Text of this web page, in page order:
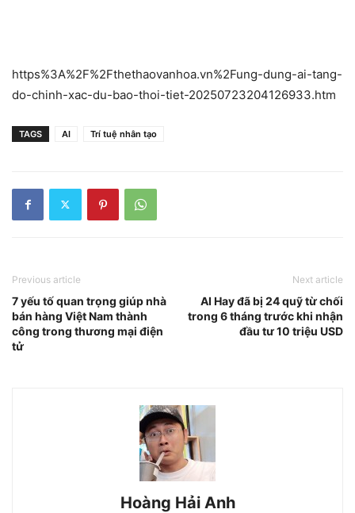
https%3A%2F%2Fthethaovanhoa.vn%2Fung-dung-ai-tang-
do-chinh-xac-du-bao-thoi-tiet-20250723204126933.htm
TAGS AI Trí tuệ nhân tạo
Previous article
7 yếu tố quan trọng giúp nhà
bán hàng Việt Nam thành
công trong thương mại điện
tử
Next article
AI Hay đã bị 24 quỹ từ chối
trong 6 tháng trước khi nhận
đầu tư 10 triệu USD
Hoàng Hải Anh